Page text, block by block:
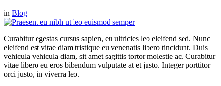
in Blog
Curabitur egestas cursus sapien, eu ultricies leo eleifend sed. Nunc
eleifend est vitae diam tristique eu venenatis libero tincidunt. Duis
vehicula vehicula diam, sit amet sagittis tortor molestie ac. Curabitur
vitae libero eu eros bibendum vulputate at et justo. Integer porttitor
orci justo, in viverra leo.